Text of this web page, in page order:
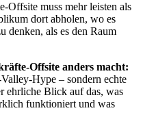
Offsite muss mehr leisten als
dort abholen, wo es
denken, als es den Raum
Offsite anders macht:
Hype – sondern echte
ehrliche Blick auf das, was
funktioniert und was